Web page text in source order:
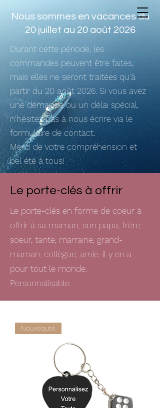
Nous sommes en vacances du
20 juillet au 20 août 2026
Durant cette période, les
commandes peuvent être faites,
mais elles ne seront traitées qu'à
partir du 20 août 2026. Si vous avez
une demande ou un délai spécial,
n'hésitez pas à nous écrire via le
formulaire de contact.
Merci de votre compréhension et
bel été à tous!
Le porte-clés à offrir
Le porte-clés en forme de coeur à
offrir à sa maman, son papa, frère,
soeur, tante, marraine, grand-
maman, collègue, amie, il y en a
pour tout le monde.
Personnalisable.
Nouveauté